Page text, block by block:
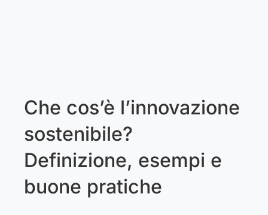
Che cos’è l’innovazione
sostenibile?
Definizione, esempi e
buone pratiche